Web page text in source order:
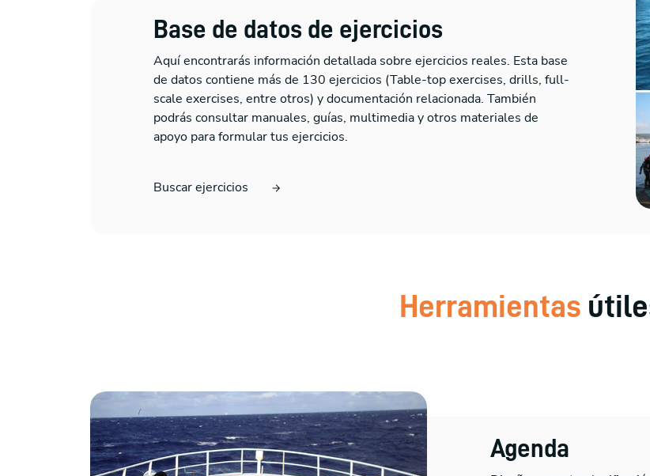
Base de datos de ejercicios
Aquí encontrarás información detallada sobre ejercicios reales. Esta base
de datos contiene más de 130 ejercicios (Table-top exercises, drills, full-
scale exercises, entre otros) y documentación relacionada. También
podrás consultar manuales, guías, multimedia y otros materiales de
apoyo para formular tus ejercicios.
Buscar ejercicios
Herramientas
Agenda